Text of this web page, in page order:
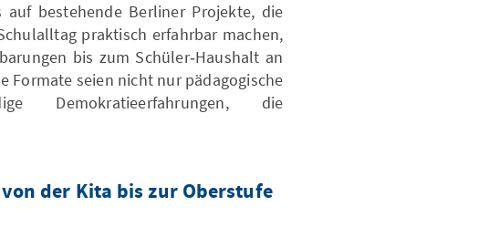
auf bestehende Berliner Projekte, die
praktisch erfahrbar machen,
bis zum Schüler‑Haushalt an
Formate seien nicht nur pädagogische
Demokratieerfahrungen, die
der Kita bis zur Oberstufe